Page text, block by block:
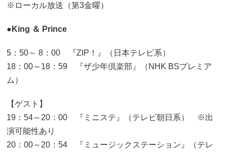
※ローカル放送（第3金曜）
●King ＆ Prince
5：50～ 8：00 『ZIP！』（日本テレビ系）
18：00～18：59 『ザ少年倶楽部』（NHK BSプレミア
ム）
【ゲスト】
19：54～20：00 『ミニステ』（テレビ朝日系） ※出
演可能性あり
20：00～20：54 『ミュージックステーション』（テレ